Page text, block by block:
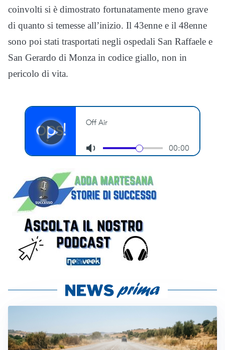
coinvolti si è dimostrato fortunatamente meno grave
di quanto si temesse all’inizio. Il 43enne e il 48enne
sono poi stati trasportati negli ospedali San Raffaele e
San Gerardo di Monza in codice giallo, non in
pericolo di vita.